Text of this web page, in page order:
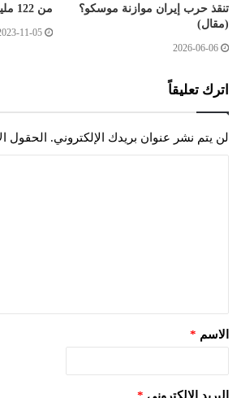
تنقذ حرب إيران موازنة موسكو؟
(مقال)
2026-06-06
من 122 مليون دولار
11-05
اترك تعليقاً
لن يتم نشر عنوان بريدك الإلكتروني. الحقول
الاسم *